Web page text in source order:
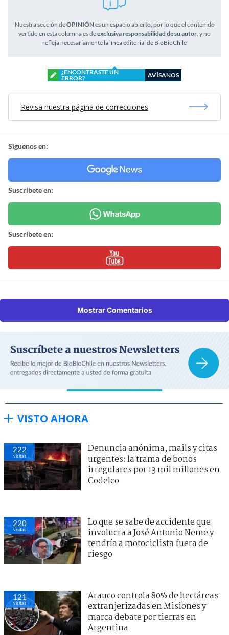
Nuestra sección deOPINIÓNes un espacio abierto, por lo que el contenido
vertido en esta columna es deexclusiva responsabilidad de su autor , y no
refleja necesariamente la línea editorial de BioBioChile
¿ENCONTRASTE UN
ERROR?
AVÍSANOS
Revisa nuestra página de correcciones
Síguenos en:
Suscríbete en:
Suscríbete en:
Mostrar Comentarios
VISTO AHORA
222
visitas
Denuncia anónima, mails y citas
urgentes: la trama de bonos
irregulares por 13 mil millones en
Codelco
220
visitas
Lo que se sabe de accidente que
involucra a José Antonio Neme y
tendría a motociclista fuera de
riesgo
121
visitas
Arauco controla 80% de hectáreas
extranjerizadas en Misiones y
marca debate por tierras en
Argentina